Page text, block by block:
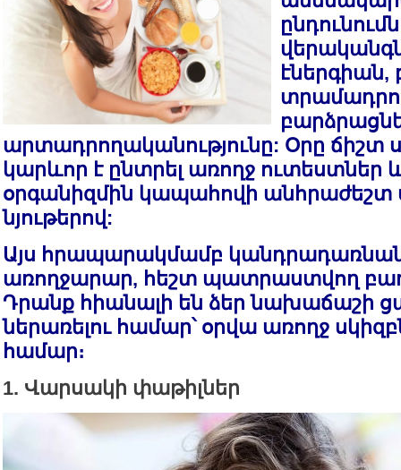
էներգիան,
արտադրողականությունը: Օրը ճիշտ
կարևոր է ընտրել առողջ ուտեստներ
օրգանիզմին կապահովի անհրաժեշտ
նյութերով:
Այս հրապարակմամբ
առողջարար, հեշտ պատրաստվող
Դրանք հիանալի են ձեր նախաճաշի
ներառելու համար՝ օրվա առողջ
համար։
1. Վարսակի փաթիլներ